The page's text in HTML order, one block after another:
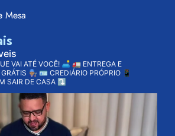
Mesa
VAI ATÉ VOCÊ! 🛋️ 🚛 ENTREGA E
👨🏽‍🔧 🪪 CREDIÁRIO PRÓPRIO 📱
SAIR DE CASA ⤵️